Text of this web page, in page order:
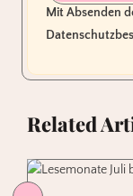
Mit Absenden
Related